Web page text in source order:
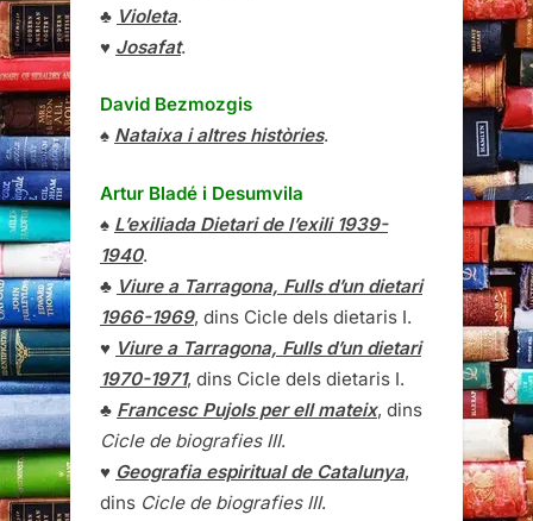
♣ Violeta.
♥ Josafat.
David Bezmozgis
♠ Nataixa i altres històries.
Artur Bladé i Desumvila
♠ L’exiliada Dietari de l’exili 1939-
1940.
♣ Viure a Tarragona, Fulls d’un dietari
1966-1969, dins Cicle dels dietaris I.
♥ Viure a Tarragona, Fulls d’un dietari
1970-1971, dins Cicle dels dietaris I.
♣ Francesc Pujols per ell mateix, dins
Cicle de biografies III.
♥ Geografia espiritual de Catalunya,
dins Cicle de biografies III.